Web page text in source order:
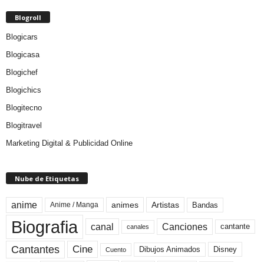
Blogroll
Blogicars
Blogicasa
Blogichef
Blogichics
Blogitecno
Blogitravel
Marketing Digital & Publicidad Online
Nube de Etiquetas
anime Anime / Manga animes Artistas Bandas
Biografia canal canales Canciones cantante
Cantantes Cine Cuento Dibujos Animados Disney